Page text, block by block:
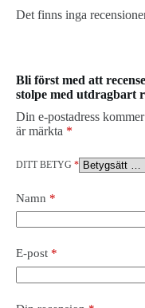
Det finns inga
Bli först med att
stolpe med utdragbart
Din e-postadress
är märkta *
DITT BETYG *
Namn *
E-post *